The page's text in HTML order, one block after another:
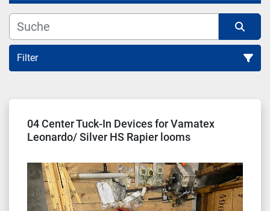
Filter
04 Center Tuck-In Devices for Vamatex
Leonardo/ Silver HS Rapier looms